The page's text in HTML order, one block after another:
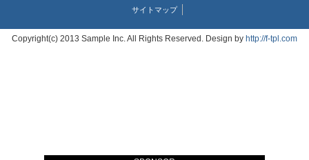
サイトマップ
Copyright(c) 2013 Sample Inc. All Rights Reserved. Design by http://f-tpl.com